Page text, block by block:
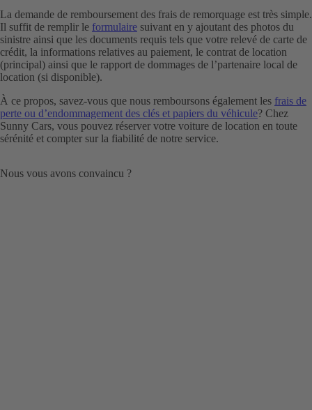
La demande de remboursement des frais de remorquage est très simple.
Il suffit de remplir le formulaire suivant en y ajoutant des photos du
sinistre ainsi que les documents requis tels que votre relevé de carte de
crédit, la informations relatives au paiement, le contrat de location
(principal) ainsi que le rapport de dommages de l’partenaire local de
location (si disponible).
À ce propos, savez-vous que nous remboursons également les frais de
perte ou d’endommagement des clés et papiers du véhicule? Chez
Sunny Cars, vous pouvez réserver votre voiture de location en toute
sérénité et compter sur la fiabilité de notre service.
Nous vous avons convaincu ?